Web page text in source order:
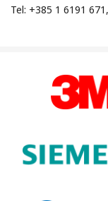
Tel: +385 1 6191